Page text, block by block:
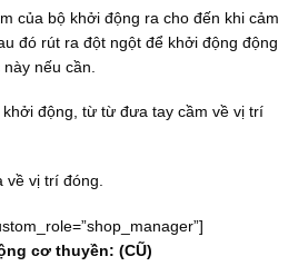
của bộ khởi động ra cho đến khi cảm
đó rút ra đột ngột để khởi động động
nếu cần.
động, từ từ đưa tay cầm về vị trí
về vị trí đóng.
cơ thuyền: (CŨ)